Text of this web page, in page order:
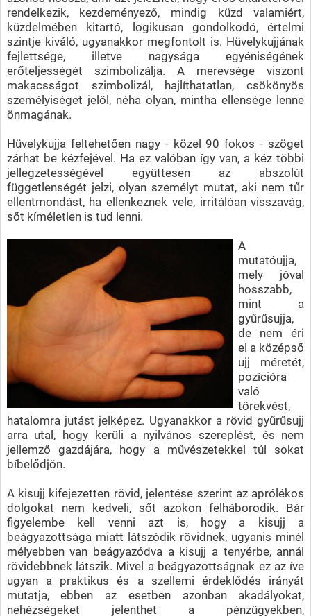
rendelkezik, kezdeményező, mindig küzd valamiért,
küzdelmében kitartó, logikusan gondolkodó, értelmi
szintje kiváló, ugyanakkor megfontolt is. Hüvelykujjának
fejlettsége, illetve nagysága egyéniségének
erőteljességét szimbolizálja. A merevsége viszont
makacsságot szimbolizál, hajlíthatatlan, csökönyös
személyiséget jelöl, néha olyan, mintha ellensége lenne
önmagának.
Hüvelykujja feltehetően nagy - közel 90 fokos - szöget
zárhat be kézfejével. Ha ez valóban így van, a kéz többi
jellegzetességével együttesen az abszolút
függetlenségét jelzi, olyan személyt mutat, aki nem tűr
ellentmondást, ha ellenkeznek vele, irritálóan visszavág,
sőt kíméletlen is tud lenni.
A
mutatóujja,
mely jóval
hosszabb,
mint a
gyűrűsujja,
de nem éri
el a középső
ujj méretét,
pozícióra
való
törekvést,
hatalomra jutást jelképez. Ugyanakkor a rövid gyűrűsujj
arra utal, hogy kerüli a nyilvános szereplést, és nem
jellemző gazdájára, hogy a művészetekkel túl sokat
bíbelődjön.
A kisujj kifejezetten rövid, jelentése szerint az aprólékos
dolgokat nem kedveli, sőt azokon felháborodik. Bár
figyelembe kell venni azt is, hogy a kisujj a
beágyazottsága miatt látszódik rövidnek, ugyanis minél
mélyebben van beágyazódva a kisujj a tenyérbe, annál
rövidebbnek látszik. Mivel a beágyazottságnak ez az íve
ugyan a praktikus és a szellemi érdeklődés irányát
mutatja, ebben az esetben azonban akadályokat,
nehézségeket jelenthet a pénzügyekben,